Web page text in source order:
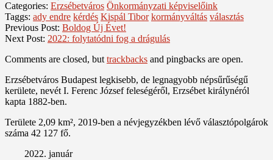
Categories: Erzsébetváros Önkormányzati képviselőink
Taggs: ady endre kérdés Kispál Tibor kormányváltás választás
Previous Post: Boldog Új Évet!
Next Post: 2022: folytatódni fog a drágulás
Comments are closed, but trackbacks and pingbacks are open.
Erzsébetváros Budapest legkisebb, de legnagyobb népsűrűségű
kerülete, nevét I. Ferenc József feleségéről, Erzsébet királynéról
kapta 1882-ben.
Területe 2,09 km², 2019-ben a névjegyzékben lévő választópolgárok
száma 42 127 fő.
2022. január